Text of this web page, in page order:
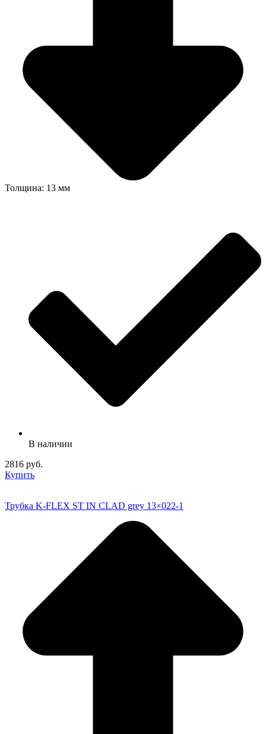
Толщина: 13 мм
В наличии
2816 руб.
Купить
Трубка K-FLEX ST IN CLAD grey 13×022-1